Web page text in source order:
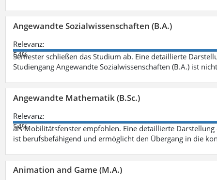
Angewandte Sozialwissenschaften (B.A.)
Relevanz:
54%
Semester schließen das Studium ab. Eine detaillierte
Studiengang Angewandte Sozialwissenschaften (B.A.) ist
Angewandte Mathematik (B.Sc.)
Relevanz:
54%
als Mobilitätsfenster empfohlen. Eine detaillierte
ist berufsbefähigend und ermöglicht den Übergang in die
Animation and Game (M.A.)